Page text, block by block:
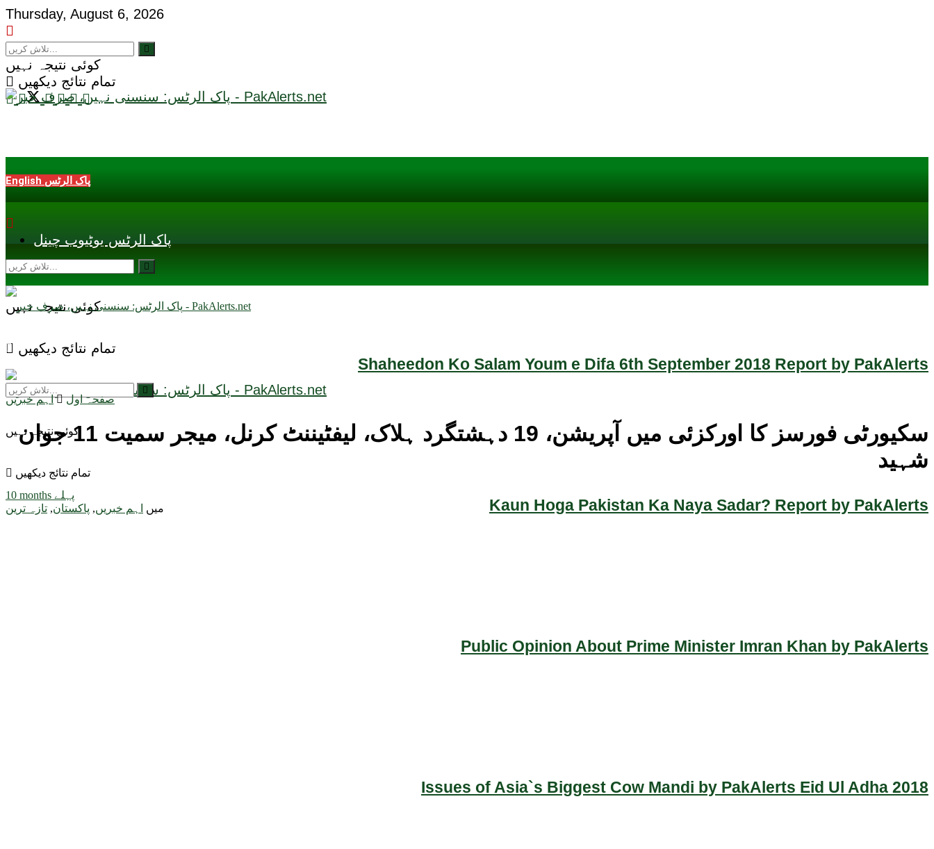
Thursday, August 6, 2026
کوئی نتیجہ نہیں
تمام نتائج دیکھیں
English پاک الرٹس
پاک الرٹس یوٹیوب چینل
Shaheedon Ko Salam Youm e Difa 6th September 2018 Report by PakAlerts
Kaun Hoga Pakistan Ka Naya Sadar? Report by PakAlerts
Public Opinion About Prime Minister Imran Khan by PakAlerts
Issues of Asia`s Biggest Cow Mandi by PakAlerts Eid Ul Adha 2018
کوئی نتیجہ نہیں
تمام نتائج دیکھیں
کوئی نتیجہ نہیں
تمام نتائج دیکھیں
صفحہ اول اہم خبریں
سکیورٹی فورسز کا اورکزئی میں آپریشن، 19 دہشتگرد ہلاک، لیفٹیننٹ کرنل، میجر سمیت 11 جوان
شہید
10 months پہلے
میں
اہم خبریں, پاکستان, تازہ ترین